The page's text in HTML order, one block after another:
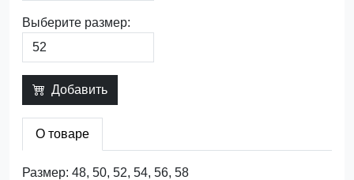
Выберите размер:
Добавить
О товаре
Размер: 48, 50, 52, 54, 56, 58